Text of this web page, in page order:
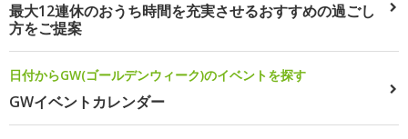
最大12連休のおうち時間を充実させるおすすめの過ごし
方をご提案
日付からGW(ゴールデンウィーク)のイベントを探す
GWイベントカレンダー